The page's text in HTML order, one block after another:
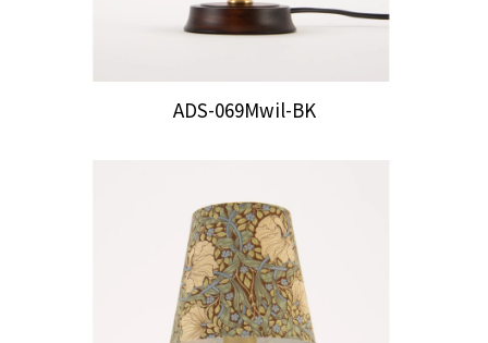
ADS-069Mwil-BK